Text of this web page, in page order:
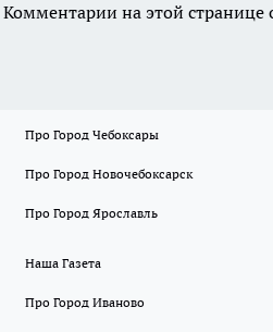
Комментарии на этой
Про Город Чебоксары
Про Город Новочебоксарск
Про Город Ярославль
Наша Газета
Про Город Иваново